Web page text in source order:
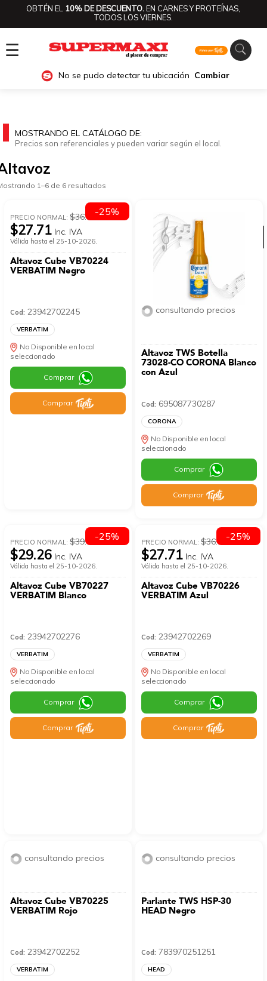
OBTÉN EL 10% DE DESCUENTO.EN CARNES Y PROTEÍNAS,
TODOS LOS VIERNES.
☰
No se pudo detectar tu ubicación Cambiar
Ver categorías
MOSTRANDO EL CATÁLOGO DE:
Precios son referenciales y pueden variar según el local.
1–6 de 6 resultados
PRECIO NORMAL:$36.95
$27.71 Inc. IVA
Válida hasta el 25-10-2026.
Altavoz Cube VB70224
VERBATIM Negro
Cod: 23942702245
VERBATIM
No Disponible en local
seleccionado
Comprar
Comprar
-25%
consultando precios
Altavoz TWS Botella
73028-CO CORONA Blanco
con Azul
Cod: 695087730287
CORONA
No Disponible en local
seleccionado
Comprar
Comprar
PRECIO NORMAL:$39.01
$29.26 Inc. IVA
Válida hasta el 25-10-2026.
Altavoz Cube VB70227
VERBATIM Blanco
Cod: 23942702276
VERBATIM
No Disponible en local
seleccionado
Comprar
Comprar
-25% PRECIO NORMAL:$36.95
$27.71 Inc. IVA
Válida hasta el 25-10-2026.
Altavoz Cube VB70226
VERBATIM Azul
Cod: 23942702269
VERBATIM
No Disponible en local
seleccionado
Comprar
Comprar
-25%
consultando precios
Altavoz Cube VB70225
VERBATIM Rojo
Cod: 23942702252
VERBATIM
consultando precios
Parlante TWS HSP-30
HEAD Negro
Cod: 783970251251
HEAD